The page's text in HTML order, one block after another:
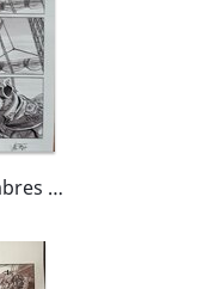
Jim Hawkins T2 - Sombres héros de la mer